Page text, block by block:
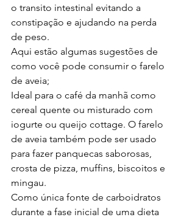
o transito intestinal evitando a
constipação e ajudando na perda
de peso.
Aqui estão algumas sugestões de
como você pode consumir o farelo
de aveia;
Ideal para o café da manhã como
cereal quente ou misturado com
iogurte ou queijo cottage. O farelo
de aveia também pode ser usado
para fazer panquecas saborosas,
crosta de pizza, muffins, biscoitos e
mingau.
Como única fonte de carboidratos
durante a fase inicial de uma dieta